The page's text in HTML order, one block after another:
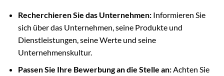
Recherchieren Sie das Unternehmen:Informieren Sie
sich über das Unternehmen, seine Produkte und
Dienstleistungen, seine Werte und seine
Unternehmenskultur.
Passen Sie Ihre Bewerbung an die Stelle an:Achten Sie